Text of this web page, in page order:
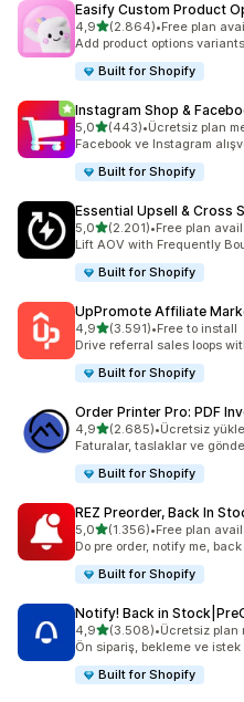
Easify Custom Product
4,95 yıldız üzerinden
(2.864)
toplam 2864 değerlendirme
•Free plan
Add product options
Built for Shopify
Instagram Shop &
5,05 yıldız üzerinden
(443)
toplam 443 değerlendirme
•Ücretsiz plan
Facebook ve Instagram
Built for Shopify
Essential Upsell & Cross
5,05 yıldız üzerinden
(2.201)
toplam 2201 değerlendirme
•Free plan
Lift AOV with Frequently
Built for Shopify
UpPromote Affiliate
4,95 yıldız üzerinden
(3.591)
toplam 3591 değerlendirme
•Free to install
Drive referral sales loops
Built for Shopify
Order Printer Pro: PDF
4,95 yıldız üzerinden
(2.685)
toplam 2685 değerlendirme
•Ücretsiz
Faturalar, taslaklar ve
Built for Shopify
REZ Preorder, Back In
5,05 yıldız üzerinden
(1.356)
toplam 1356 değerlendirme
•Free plan
Do pre order, notify me,
Built for Shopify
Notify! Back in
4,95 yıldız üzerinden
(3.508)
toplam 3508 değerlendirme
•Ücretsiz plan
Ön sipariş, bekleme ve
Built for Shopify